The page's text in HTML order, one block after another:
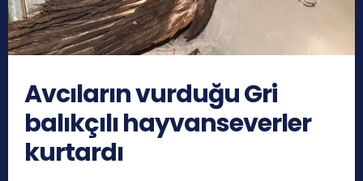
Avcıların vurduğu Gri
balıkçılı hayvanseverler
kurtardı